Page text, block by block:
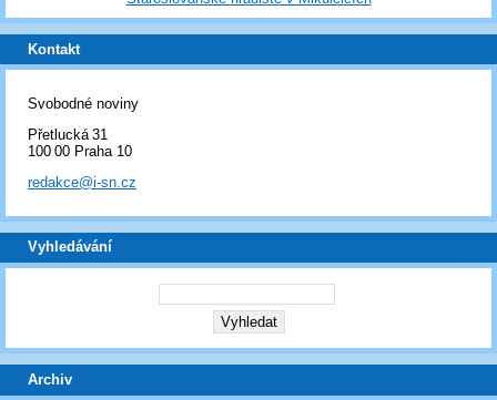
Kontakt
Svobodné noviny
Přetlucká 31
100 00 Praha 10
redakce@i-sn.cz
Vyhledávání
Archiv